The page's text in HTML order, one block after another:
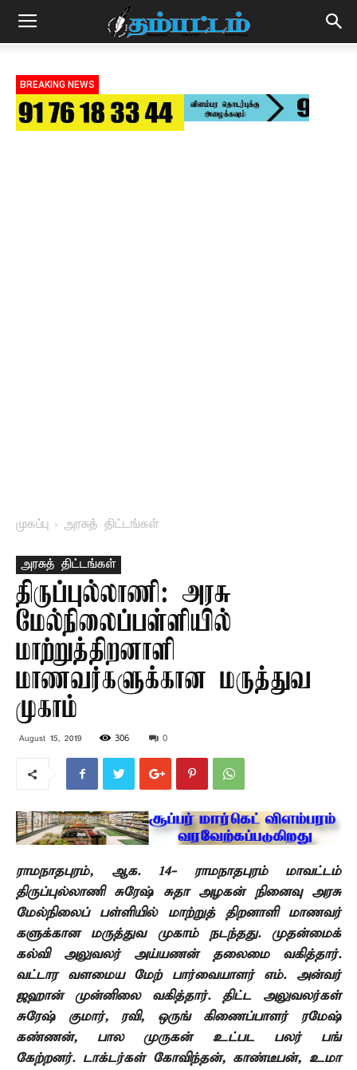
BREAKING NEWS
முகப்பு அரசுத் திட்டங்கள்
அரசுத் திட்டங்கள்
திருப்புல்லாணி: அரசு
மேல்நிலைப்பள்ளியில்
மாற்றுத்திறனாளி
மாணவர்களுக்கான மருத்துவ
முகாம்
August 15, 2019 306 0
ராமநாதபுரம், ஆக. 14- ராமநாதபுரம் மாவட்டம்
திருப்புல்லாணி சுரேஷ் சுதா அழகன் நினைவு அரசு
மேல்நிலைப் பள்ளியில் மாற்றுத் திறனாளி மாணவர்
களுக்கான மருத்துவ முகாம் நடந்தது. முதன்மைக்
கல்வி அலுவலர் அய்யணன் தலைமை வகித்தார்.
வட்டார வளமைய மேற் பார்வையாளர் எம். அன்வர்
ஜஹான் முன்னிலை வகித்தார். திட்ட அலுவலர்கள்
சுரேஷ் குமார், ரவி, ஒருங் கிணைப்பாளர் ரமேஷ்
கண்ணன், பால முருகன் உட்பட பலர் பங்
கேற்றனர். டாக்டர்கள் கோவிந்தன், காண்டீபன், உமா